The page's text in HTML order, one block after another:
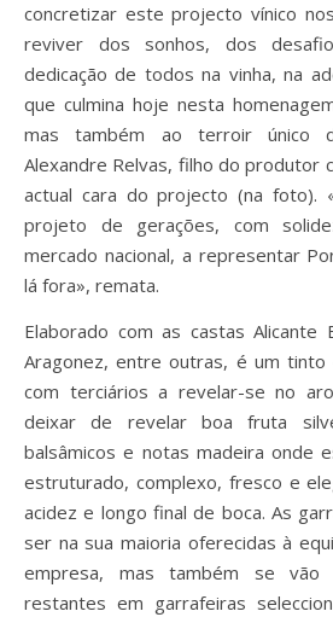
concretizar este projecto vínico
reviver dos sonhos, dos
dedicação de todos na vinha, na
que culmina hoje nesta
mas também ao terroir único
Alexandre Relvas, filho do produtor
actual cara do projecto (na foto).
projeto de gerações, com
mercado nacional, a representar
lá fora», remata.
Elaborado com as castas Alicante
Aragonez, entre outras, é um
com terciários a revelar-se no
deixar de revelar boa fruta
balsâmicos e notas madeira onde
estruturado, complexo, fresco e
acidez e longo final de boca. As
ser na sua maioria oferecidas à
empresa, mas também se vão
restantes em garrafeiras